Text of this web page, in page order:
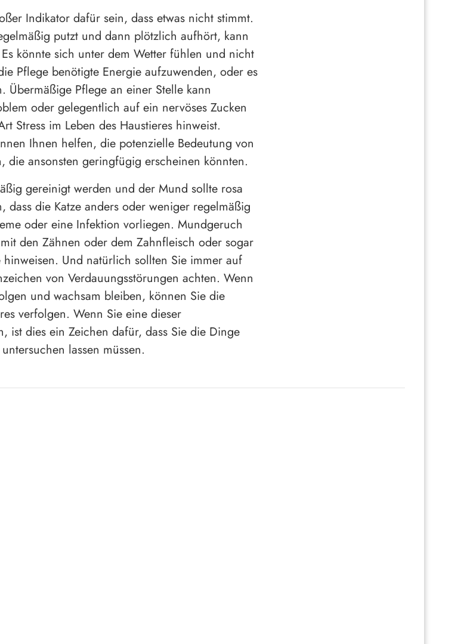
Indikator dafür sein, dass etwas nicht stimmt.
putzt und dann plötzlich aufhört, kann
könnte sich unter dem Wetter fühlen und nicht
Pflege benötigte Energie aufzuwenden, oder es
Übermäßige Pflege an einer Stelle kann
oder gelegentlich auf ein nervöses Zucken
Stress im Leben des Haustieres hinweist.
Ihnen helfen, die potenzielle Bedeutung von
die ansonsten geringfügig erscheinen könnten.
gereinigt werden und der Mund sollte rosa
dass die Katze anders oder weniger regelmäßig
oder eine Infektion vorliegen. Mundgeruch
den Zähnen oder dem Zahnfleisch oder sogar
Und natürlich sollten Sie immer auf
von Verdauungsstörungen achten. Wenn
und wachsam bleiben, können Sie die
verfolgen. Wenn Sie eine dieser
ist dies ein Zeichen dafür, dass Sie die Dinge
lassen müssen.